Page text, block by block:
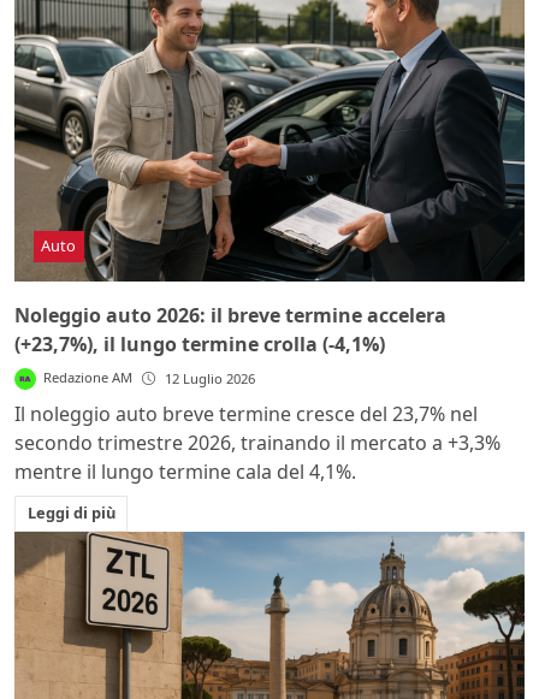
Auto
Noleggio auto 2026: il breve termine accelera
(+23,7%), il lungo termine crolla (-4,1%)
Redazione AM 12 Luglio 2026
Il noleggio auto breve termine cresce del 23,7% nel
secondo trimestre 2026, trainando il mercato a +3,3%
mentre il lungo termine cala del 4,1%.
Leggi di più